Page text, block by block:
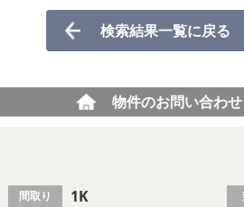
検索結果一覧に戻る
物件のお問い合わせ
間取り 1K